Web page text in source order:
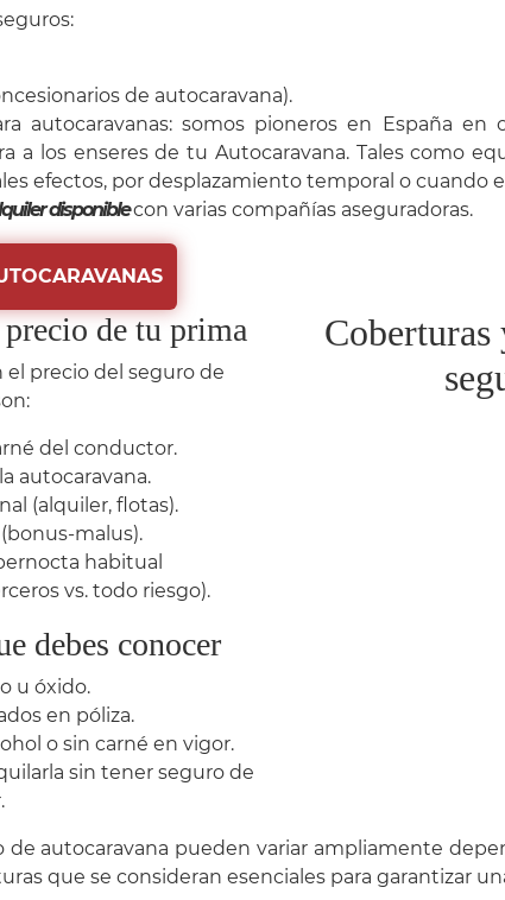
de autocaravana).
autocaravanas: somos pioneros en España en
a los enseres de tu Autocaravana. Tales como
efectos, por desplazamiento temporal o cuando
disponiblecon varias compañías aseguradoras.
de tu prima
precio del seguro de
del conductor.
autocaravana.
(alquiler, flotas).
malus).
habitual
vs. todo riesgo).
debes conocer
u óxido.
en póliza.
o sin carné en vigor.
sin tener seguro de
Coberturas
de autocaravana pueden variar ampliamente
que se consideran esenciales para garantizar